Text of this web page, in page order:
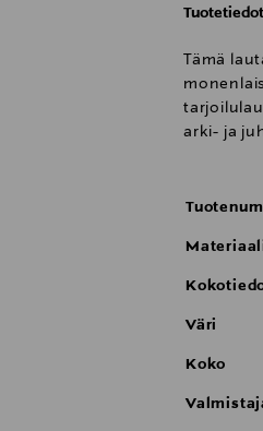
Tuotetiedot
Tämä
arki- ja
Väri
Koko